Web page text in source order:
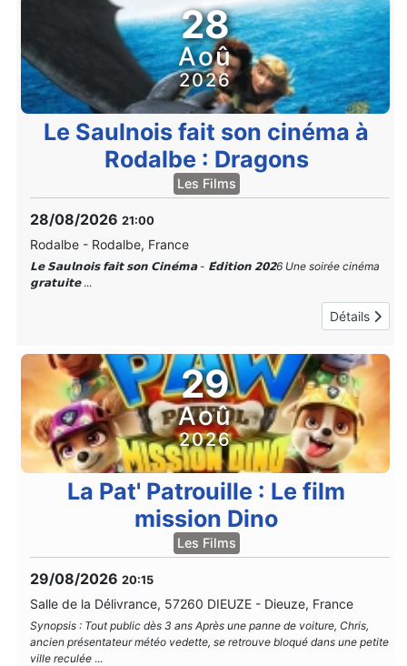
28
Aoû
2026
Le Saulnois fait son cinéma à
Rodalbe : Dragons
Les Films
28/08/2026 21:00
Rodalbe - Rodalbe, France
𝗟𝗲 𝗦𝗮𝘂𝗹𝗻𝗼𝗶𝘀 𝗳𝗮𝗶𝘁 𝘀𝗼𝗻 𝗖𝗶𝗻𝗲́𝗺𝗮 - 𝗘́𝗱𝗶𝘁𝗶𝗼𝗻 𝟮𝟬𝟮6 Une soirée cinéma
𝗴𝗿𝗮𝘁𝘂𝗶𝘁𝗲...
Détails
29
Aoû
2026
La Pat' Patrouille : Le film
mission Dino
Les Films
29/08/2026 20:15
Salle de la Délivrance, 57260 DIEUZE - Dieuze, France
Synopsis : Tout public dès 3 ans Après une panne de voiture, Chris,
ancien présentateur météo vedette, se retrouve bloqué dans une petite
ville reculée ...